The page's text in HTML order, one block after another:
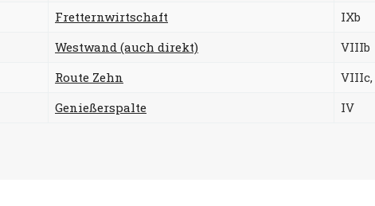
Fretternwirtschaft
IXb
Westwand (auch direkt)
VIIIb
Route Zehn
VIIIc,
Genießerspalte IV